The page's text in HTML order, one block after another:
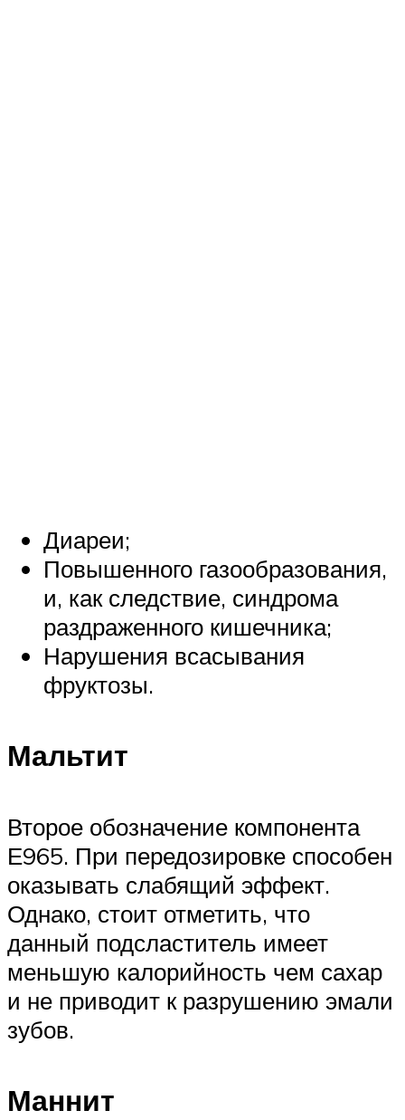
Диареи;
Повышенного газообразования,
и, как следствие, синдрома
раздраженного кишечника;
Нарушения всасывания
фруктозы.
Мальтит
Второе обозначение компонента
Е965. При передозировке способен
оказывать слабящий эффект.
Однако, стоит отметить, что
данный подсластитель имеет
меньшую калорийность чем сахар
и не приводит к разрушению эмали
зубов.
Маннит